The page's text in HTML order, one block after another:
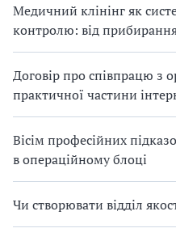
Медичний клінінг як
контролю: від
Договір про співпрацю з
практичної частини
Вісім професійних
в операційному блоці
Чи створювати відділ